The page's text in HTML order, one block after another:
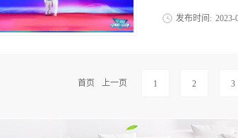
均，中国品牌建设
发布时间: 2023-
首页 上一页 1 2 3